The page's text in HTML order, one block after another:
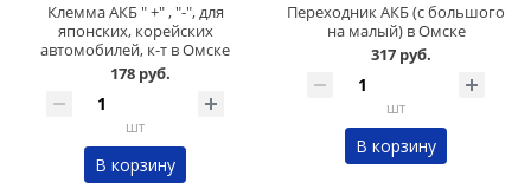
Клемма АКБ " +" , "-", для
японских, корейских
автомобилей, к-т в Омске
178 руб.
шт
В корзину
Переходник АКБ (с большого
на малый) в Омске
317 руб.
шт
В корзину